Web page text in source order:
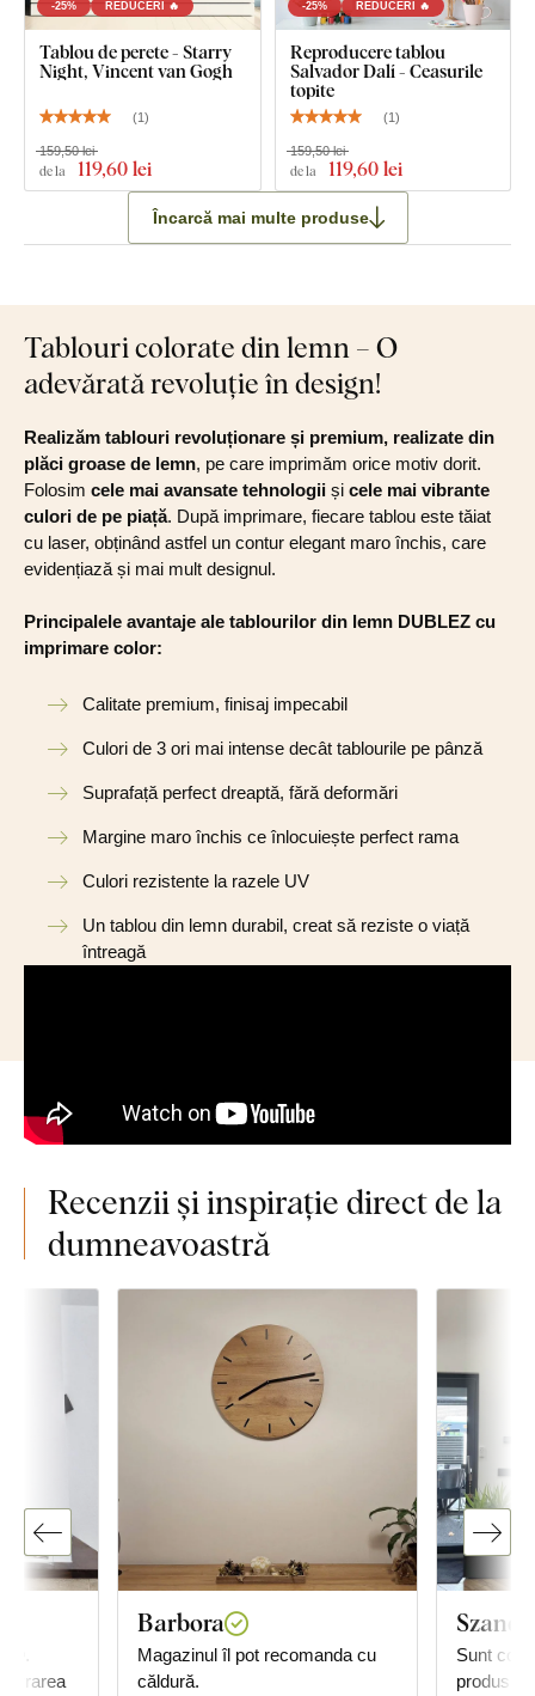
Ce găsiți în pachet?
Tablou în 2 părți Alphonse Mucha - Patru Anotimpuri
Cârlig(e) pre-montat(e) pe partea din spate a tabloului
Instrucțiuni clare de montaj
-25% REDUCERI 🔥
Tablou de perete - Starry
Night, Vincent van Gogh
(1)
de la 119,60 lei
159,50 lei
-25% REDUCERI 🔥
Reproducere tablou
Salvador Dalí - Ceasurile
topite
(1)
de la 119,60 lei
159,50 lei
Încarcă mai multe produse
Tablouri colorate din lemn – O
adevărată revoluție în design!
Realizăm tablouri revoluționare și premium, realizate din
plăci groase de lemn, pe care imprimăm orice motiv dorit.
Folosim cele mai avansate tehnologii și cele mai vibrante
culori de pe piață. După imprimare, fiecare tablou este tăiat
cu laser, obținând astfel un contur elegant maro închis, care
evidențiază și mai mult designul.
Principalele avantaje ale tablourilor din lemn DUBLEZ cu
imprimare color:
Calitate premium, finisaj impecabil
Culori de 3 ori mai intense decât tablourile pe pânză
Suprafață perfect dreaptă, fără deformări
Margine maro închis ce înlocuiește perfect rama
Culori rezistente la razele UV
Un tablou din lemn durabil, creat să reziste o viață
întreagă
Recenzii și inspirație direct de la
dumneavoastră
livrarea
Barbora
Magazinul îl pot recomanda cu
căldură.
Sunt
produs. Îți mulțumesc pentru